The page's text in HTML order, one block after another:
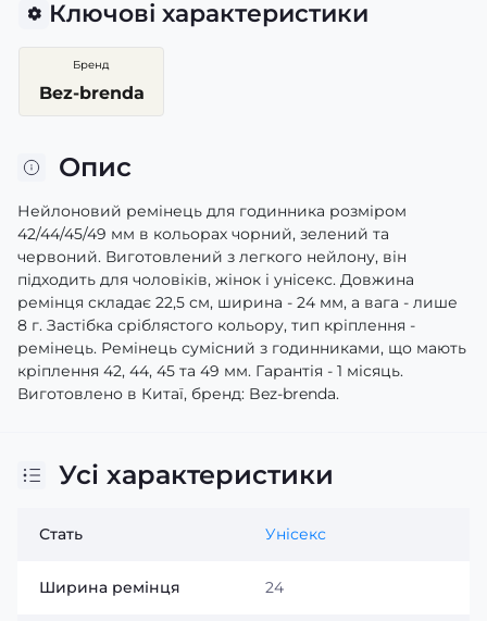
Ключові характеристики
Бренд
Bez-brenda
Опис
Нейлоновий ремінець для годинника розміром
42/44/45/49 мм в кольорах чорний, зелений та
червоний. Виготовлений з легкого нейлону, він
підходить для чоловіків, жінок і унісекс. Довжина
ремінця складає 22,5 см, ширина - 24 мм, а вага - лише
8 г. Застібка сріблястого кольору, тип кріплення -
ремінець. Ремінець сумісний з годинниками, що мають
кріплення 42, 44, 45 та 49 мм. Гарантія - 1 місяць.
Виготовлено в Китаї, бренд: Bez-brenda.
Усі характеристики
Стать Унісекс
Ширина ремінця 24